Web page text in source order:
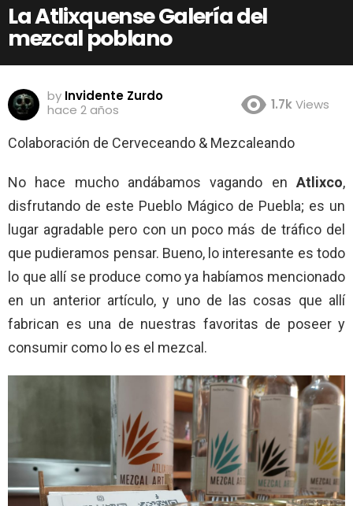
La Atlixquense Galería del
mezcal poblano
by Invidente Zurdo
hace 2 años
1.7kViews
Colaboración de Cerveceando & Mezcaleando
No hace mucho andábamos vagando en Atlixco,
disfrutando de este Pueblo Mágico de Puebla; es un
lugar agradable pero con un poco más de tráfico del
que pudieramos pensar. Bueno, lo interesante es todo
lo que allí se produce como ya habíamos mencionado
en un anterior artículo, y uno de las cosas que allí
fabrican es una de nuestras favoritas de poseer y
consumir como lo es el mezcal.